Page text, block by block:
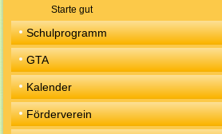
Starte gut
Schulprogramm
GTA
Kalender
Förderverein